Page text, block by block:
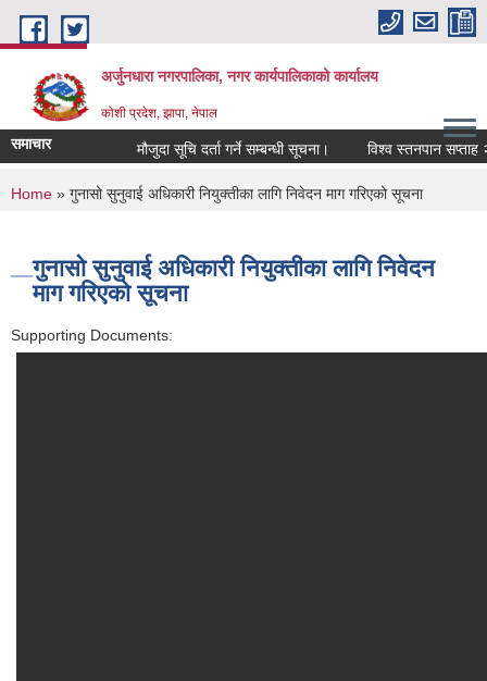
Skip to main content
अर्जुनधारा नगरपालिका, नगर कार्यपालिकाको कार्यालय
कोशी प्रदेश, झापा, नेपाल
समाचार मौजुदा सूचि दर्ता गर्ने सम्बन्धी सूचना। विश्व स्तनपान सप्ताह
You are here
Home » गुनासो सुनुवाई अधिकारी नियुक्तीका लागि निवेदन माग गरिएको सूचना
गुनासो सुनुवाई अधिकारी नियुक्तीका लागि निवेदन
माग गरिएको सूचना
Supporting Documents: